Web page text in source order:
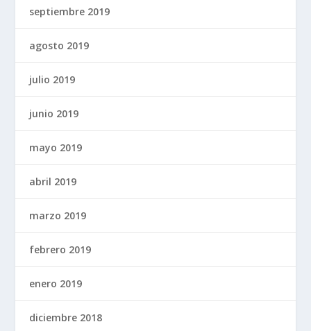
septiembre 2019
agosto 2019
julio 2019
junio 2019
mayo 2019
abril 2019
marzo 2019
febrero 2019
enero 2019
diciembre 2018